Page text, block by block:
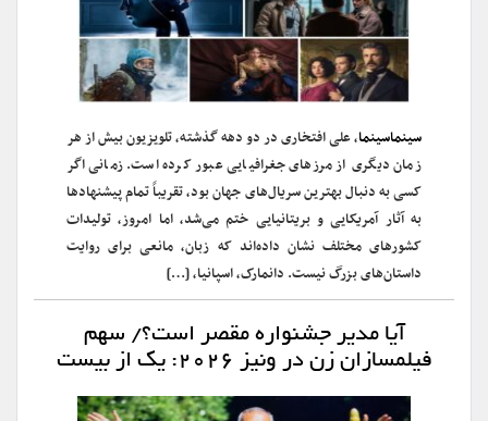
سینماسینما، علی افتخاری در دو دهه گذشته، تلویزیون بیش از هر
زمان دیگری از مرزهای جغرافیایی عبور کرده است. زمانی اگر
کسی به دنبال بهترین سریال‌های جهان بود، تقریباً تمام پیشنهادها
به آثار آمریکایی و بریتانیایی ختم می‌شد، اما امروز، تولیدات
کشورهای مختلف نشان داده‌اند که زبان، مانعی برای روایت
داستان‌های بزرگ نیست. دانمارک، اسپانیا، […]
آیا مدیر جشنواره مقصر است؟/ سهم
فیلمسازان زن در ونیز ۲۰۲۶: یک از بیست